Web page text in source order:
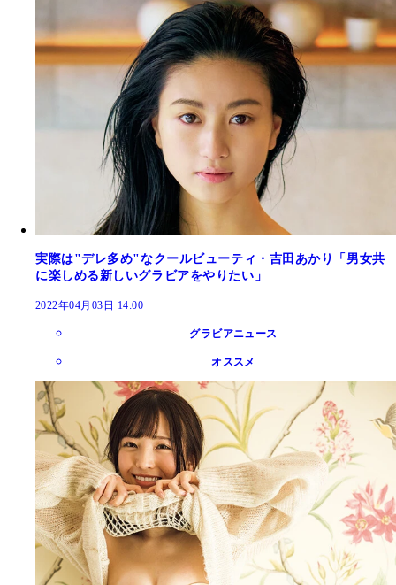
実際は"デレ多め"なクールビューティ・吉田あかり「男女共
に楽しめる新しいグラビアをやりたい」
2022年04月03日 14:00
グラビアニュース
オススメ